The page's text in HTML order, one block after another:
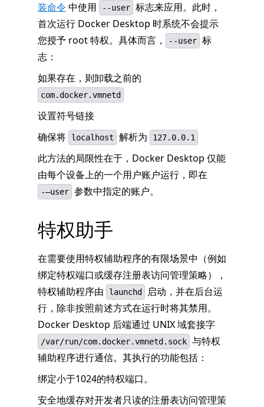
装命令 中使用 --user 标志来应用。此时，
首次运行 Docker Desktop 时系统不会提示
您授予 root 特权。具体而言，
--user 标
志：
如果存在，则卸载之前的
com.docker.vmnetd
设置符号链接
确保将
localhost 解析为 127.0.0.1
此方法的局限性在于，Docker Desktop 仅能
由每个设备上的一个用户账户运行，即在
-–user 参数中指定的账户。
特权助手
在需要使用特权辅助程序的有限场景中（例如
绑定特权端口或缓存注册表访问管理策略），
特权辅助程序由
launchd
启动，并在后台运
行，除非按照前述方式在运行时将其禁用。
Docker Desktop 后端通过 UNIX 域套接字
/var/run/com.docker.vmnetd.sock 与特权
辅助程序进行通信。其执行的功能包括：
绑定小于1024的特权端口。
安全地缓存对开发者只读的注册表访问管理策